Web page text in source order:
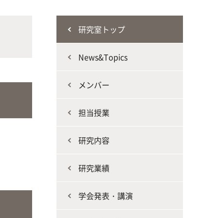
設・教育研究関連施設
人と動物との共生を目指し、動物の
健康だけでなく、あらゆる命の専門
生産環境科学課程
研究室トップ
News&Topics
メンバー
担当授業
研究内容
研究業績
学会発表・講演